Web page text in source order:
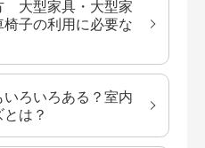
大型家具・大型家
子の利用に必要な
いろいろある？室内
は？